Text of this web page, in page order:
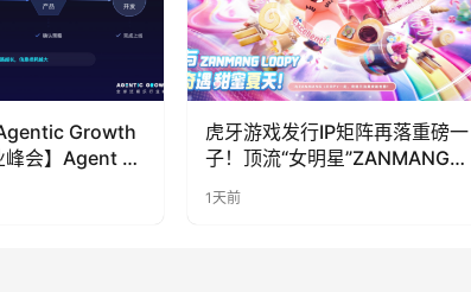
Growth
会】Agent 时
么
虎牙游戏发行IP矩阵再落重磅一
子！顶流“女明星”ZANMANG
LOOPY 正版3D消除手游《消消
奇遇》惊喜曝光
1天前